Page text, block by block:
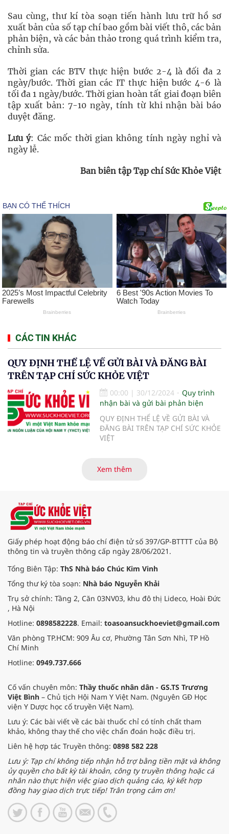
Sau cùng, thư kí tòa soạn tiến hành lưu trữ hồ sơ
xuất bản của số tạp chí bao gồm bài viết thô, các bản
phản biện, và các bản thảo trong quá trình kiểm tra,
chỉnh sửa.
Thời gian các BTV thực hiện bước 2-4 là đối đa 2
ngày/bước. Thời gian các IT thực hiện bước 4-6 là
tối đa 1 ngày/bước. Thời gian hoàn tất giai đoạn biên
tập xuất bản: 7-10 ngày, tính từ khi nhận bài báo
duyệt đăng.
Lưu ý: Các mốc thời gian không tính ngày nghỉ và
ngày lễ.
Ban biên tập Tạp chí Sức Khỏe Việt
CÁC TIN KHÁC
QUY ĐỊNH THỂ LỆ VỀ GỬI BÀI VÀ ĐĂNG BÀI
TRÊN TẠP CHÍ SỨC KHỎE VIỆT
00:00 | 30/12/2024
Quy trình
nhận bài và gửi bài phản biện
QUY ĐỊNH THỂ LỆ VỀ GỬI BÀI VÀ
ĐĂNG BÀI TRÊN TẠP CHÍ SỨC KHỎE
VIỆT
Xem thêm
Giấy phép hoạt động báo chí điện tử số 397/GP-BTTTT của Bộ
thông tin và truyền thông cấp ngày 28/06/2021.
Tổng Biên Tập: ThS Nhà báo Chúc Kim Vinh
Tổng thư ký tòa soạn: Nhà báo Nguyễn Khải
Trụ sở chính: Tầng 2, Căn 03NV03, khu đô thị Lideco, Hoài Đức
, Hà Nội
Hotline: 0898582228. Email: toasoansuckhoeviet@gmail.com
Văn phòng TP.HCM: 909 Âu cơ, Phường Tân Sơn Nhì, TP Hồ
Chí Minh
Hotline: 0949.737.666
Cố vấn chuyên môn: Thầy thuốc nhân dân - GS.TS Trương
Việt Bình – Chủ tịch Hội Nam Y Việt Nam. (Nguyên GĐ Học
viện Y Dược học cổ truyền Việt Nam).
Lưu ý: Các bài viết về các bài thuốc chỉ có tính chất tham
khảo, không thay thế cho việc chẩn đoán hoặc điều trị.
Liên hệ hợp tác Truyền thông: 0898 582 228
Lưu ý: Tạp chí không tiếp nhận hỗ trợ bằng tiền mặt và không
ủy quyền cho bất kỳ tài khoản, công ty truyền thông hoặc cá
nhân nào thực hiện việc giao dịch quảng cáo, ký kết hợp
đồng hay giao dịch trực tiếp! Trân trọng cảm ơn!